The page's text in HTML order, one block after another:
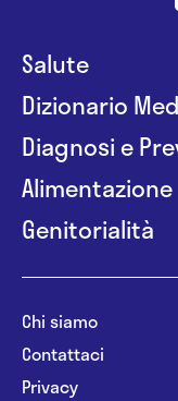
Salute
Dizionario
Diagnosi e
Alimentazione
Genitorialità
Chi siamo
Contattaci
Privacy